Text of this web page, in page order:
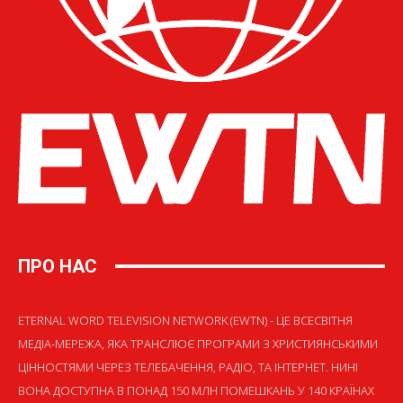
ПРО НАС
ETERNAL WORD TELEVISION NETWORK (EWTN) - ЦЕ ВСЕСВІТНЯ
МЕДІА-МЕРЕЖА, ЯКА ТРАНСЛЮЄ ПРОГРАМИ З ХРИСТИЯНСЬКИМИ
ЦІННОСТЯМИ ЧЕРЕЗ ТЕЛЕБАЧЕННЯ, РАДІО, ТА ІНТЕРНЕТ. НИНІ
ВОНА ДОСТУПНА В ПОНАД 150 МЛН ПОМЕШКАНЬ У 140 КРАЇНАХ